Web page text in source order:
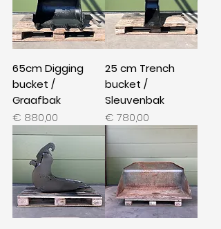
65cm Digging
bucket /
Graafbak
Prijs
€ 880,00
25 cm Trench
bucket /
Sleuvenbak
Prijs
€ 780,00